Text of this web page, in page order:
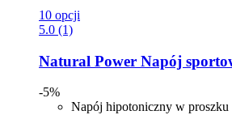
10 opcji
5.0 (1)
Natural Power Napój
-5%
Napój hipotoniczny w proszku